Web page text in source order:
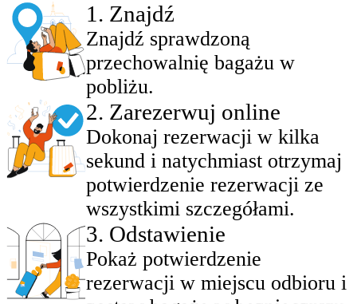
1 . Znajdź
Znajdź sprawdzoną
przechowalnię bagażu w
pobliżu.
2. Zarezerwuj online
Dokonaj rezerwacji w kilka
sekund i natychmiast otrzymaj
potwierdzenie rezerwacji ze
wszystkimi szczegółami.
3. Odstawienie
Pokaż potwierdzenie
rezerwacji w miejscu odbioru i